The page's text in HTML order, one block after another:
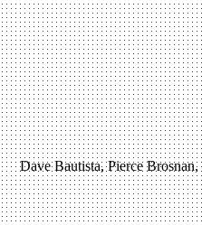
Dave Bautista, Pierce